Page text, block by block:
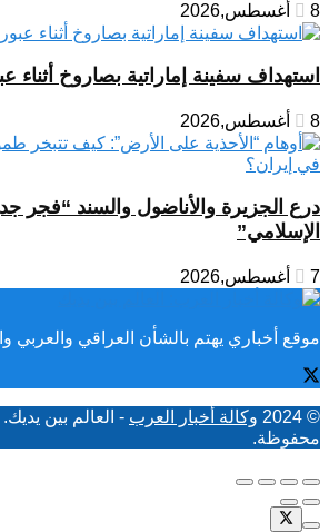
8 أغسطس,2026
استهداف سفينة إماراتية بصاروخ
8 أغسطس,2026
درع الجزيرة والأناضول والسند “فجر
الإسلامي”
7 أغسطس,2026
موقع أخباري يهتم بالشأن العراقي والعربي
© 2024 وكالة أخبار العرب - العالم بين
محفوظة.